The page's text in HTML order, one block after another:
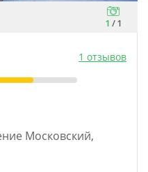
1 /1
1 отзывов
Московский,